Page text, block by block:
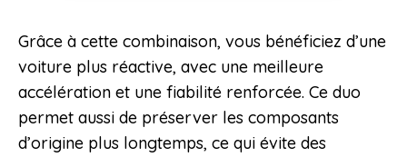
Grâce à cette combinaison, vous bénéficiez d’une
voiture plus réactive, avec une meilleure
accélération et une fiabilité renforcée. Ce duo
permet aussi de préserver les composants
d’origine plus longtemps, ce qui évite des